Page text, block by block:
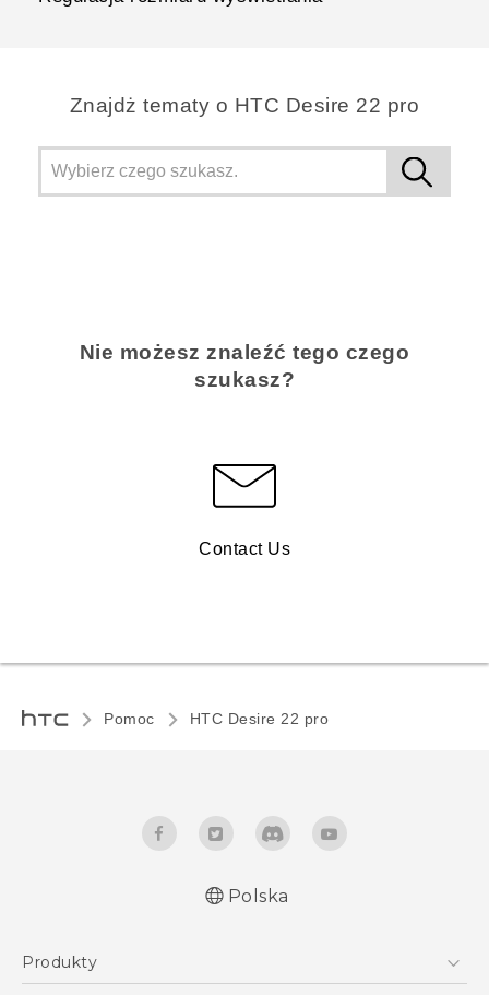
Znajdż tematy o HTC Desire 22 pro
Nie możesz znaleźć tego czego
szukasz?
Contact Us
Pomoc HTC Desire 22 pro‎
Polska
Produkty